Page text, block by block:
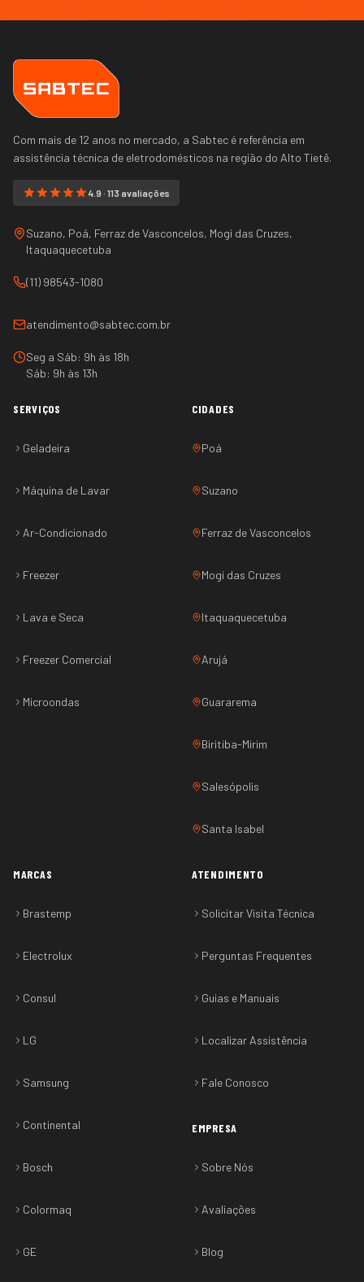
Com mais de 12 anos no mercado, a Sabtec é referência em
assistência técnica de eletrodomésticos na região do Alto Tietê.
4.9 · 113 avaliações
Suzano, Poá, Ferraz de Vasconcelos, Mogi das Cruzes,
Itaquaquecetuba
(11) 98543-1080
atendimento@sabtec.com.br
Seg a Sáb: 9h às 18h
Sáb: 9h às 13h
SERVIÇOS
Geladeira
Máquina de Lavar
Ar-Condicionado
Freezer
Lava e Seca
Freezer Comercial
Microondas
CIDADES
Poá
Suzano
Ferraz de Vasconcelos
Mogi das Cruzes
Itaquaquecetuba
Arujá
Guararema
Biritiba-Mirim
Salesópolis
Santa Isabel
MARCAS
Brastemp
Electrolux
Consul
LG
Samsung
Continental
Bosch
Colormaq
GE
ATENDIMENTO
Solicitar Visita Técnica
Perguntas Frequentes
Guias e Manuais
Localizar Assistência
Fale Conosco
EMPRESA
Sobre Nós
Avaliações
Blog